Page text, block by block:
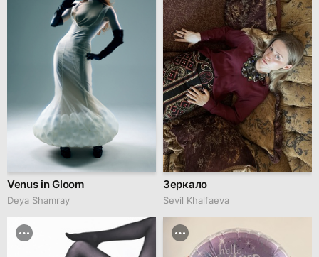
Venus in Gloom
Deya Shamray
Зеркало
Sevil Khalfaeva